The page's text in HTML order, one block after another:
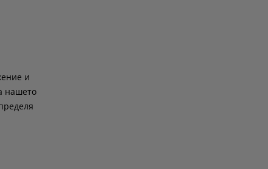
и
нашето